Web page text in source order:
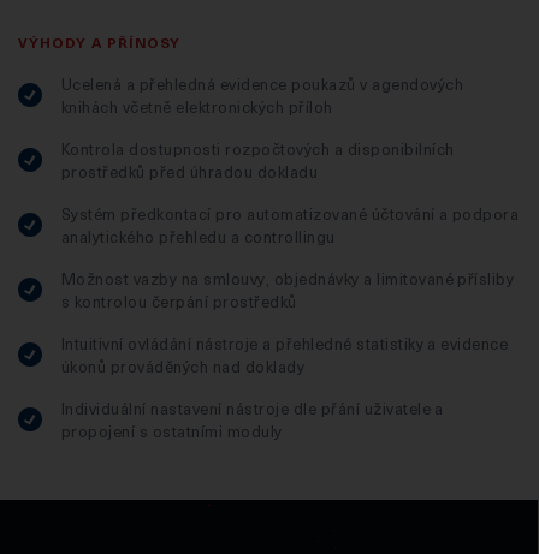
VÝHODY A PŘÍNOSY
Ucelená a přehledná evidence poukazů v agendových
knihách včetně elektronických příloh
Kontrola dostupnosti rozpočtových a disponibilních
prostředků před úhradou dokladu
Systém předkontací pro automatizované účtování a podpora
analytického přehledu a controllingu
Možnost vazby na smlouvy, objednávky a limitované přísliby
s kontrolou čerpání prostředků
Intuitivní ovládání nástroje a přehledné statistiky a evidence
úkonů prováděných nad doklady
Individuální nastavení nástroje dle přání uživatele a
propojení s ostatními moduly